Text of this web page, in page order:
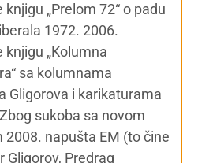
knjigu „Prelom 72“ o padu
1972. 2006.
knjigu „Kolumna
sa kolumnama
Gligorova i karikaturama
sukoba sa novom
2008. napušta EM (to čine
Gligorov, Predrag